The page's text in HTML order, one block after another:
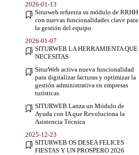
2026-01-13
Siturweb refuerza su módulo de RRHH
con nuevas funcionalidades clave para
la gestión del equipo
2026-01-07
SITURWEB LA HERRAMIENTA QUE
NECESITAS
SiturWeb activa nueva funcionalidad
para digitalizar facturas y optimizar la
gestión administrativa en empresas
turísticas
SITURWEB Lanza un Módulo de
Ayuda con IA que Revoluciona la
Asistencia Técnica
2025-12-23
SITURWEB OS DESEA FELICES
FIESTAS Y UN PROSPERO 2026